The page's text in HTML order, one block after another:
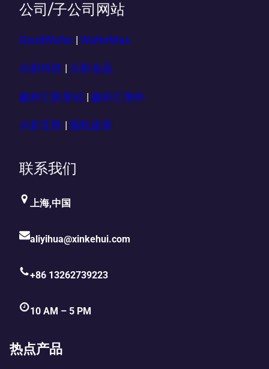
公司/子公司网站
GoodWafer | WaferMax
火影科技 火影金晶
鑫科汇欧美站 | 鑫科汇海外
火影互联 隐私政策
联系我们
上海,中国
aliyihua@xinkehui.com
+86 13262739223
10 AM – 5 PM
热点产品